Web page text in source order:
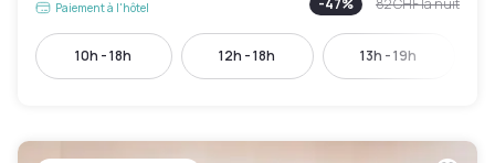
Paiement à l'hôtel -47% 82 CHFla nuit
10h - 18h 12h - 18h 13h - 19h